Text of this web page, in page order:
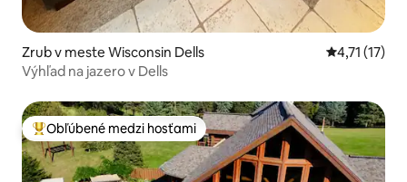
Zrub v meste Wisconsin Dells Priemerné
4,71 (17)
Výhľad na jazero v Dells
Najobľúbenejšie medzi hosťami
Obľúbené medzi hosťami